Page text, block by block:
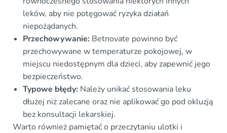
leków, aby nie potęgować ryzyka działań
niepożądanych.
Przechowywanie: Betnovate powinno być
przechowywane w temperaturze pokojowej, w
miejscu niedostępnym dla dzieci, aby zapewnić jego
bezpieczeństwo.
Typowe błędy: Należy unikać stosowania leku
dłużej niż zalecane oraz nie aplikować go pod okluzją
bez konsultacji lekarskiej.
Warto również pamiętać o przeczytaniu ulotki i